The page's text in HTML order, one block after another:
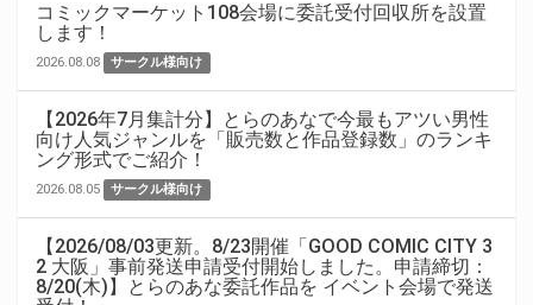
コミックマーケット108会場に委託受付回収所を設置
します！
2026.08.08 サークル様向け
【2026年7月集計分】とらのあなで今最もアツい男性
向け人気ジャンルを「販売数と作品登録数」のランキ
ング形式でご紹介！
2026.08.05 サークル様向け
【2026/08/03更新。8/23開催「GOOD COMIC CITY 3
2 大阪」事前発送申請受付開始しました。申請締切：
8/20(木)】とらのあな委託作品を イベント会場で発送